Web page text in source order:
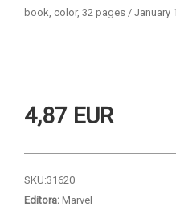
book, color, 32 pages / January
4,87 EUR
SKU:31620
Editora: Marvel